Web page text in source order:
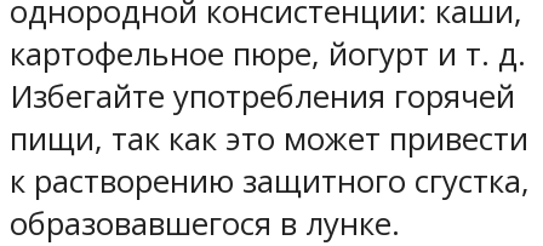
однородной консистенции: каши,
картофельное пюре, йогурт и т. д.
Избегайте употребления горячей
пищи, так как это может привести
к растворению защитного сгустка,
образовавшегося в лунке.